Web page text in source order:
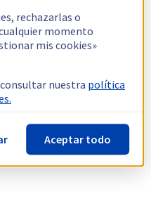
rechazarlas o
momento
mis cookies»
nuestra política
Aceptar todo